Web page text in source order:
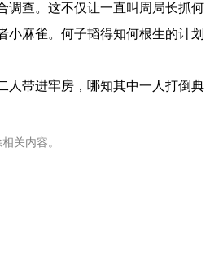
调查。这不仅让一直叫周局长抓何
麻雀。何子韬得知何根生的计划
人带进牢房，哪知其中一人打倒典
关内容。